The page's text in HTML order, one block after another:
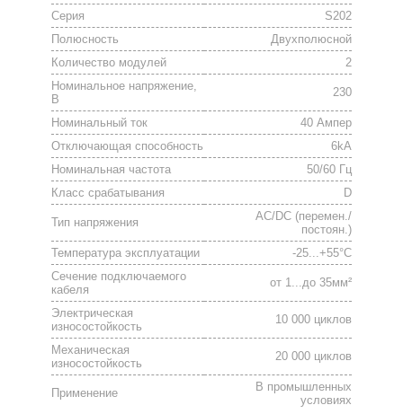
Серия
S202
Полюсность
Двухполюсной
Количество модулей
2
Номинальное напряжение,
В
230
Номинальный ток
40 Ампер
Отключающая способность
6kА
Номинальная частота
50/60 Гц
Класс срабатывания
D
Тип напряжения
АС/DC (перемен./
постоян.)
Температура эксплуатации
-25...+55°С
Сечение подключаемого
кабеля
от 1...до 35мм²
Электрическая
износостойкость
10 000 циклов
Механическая
износостойкость
20 000 циклов
Применение
В промышленных
условиях